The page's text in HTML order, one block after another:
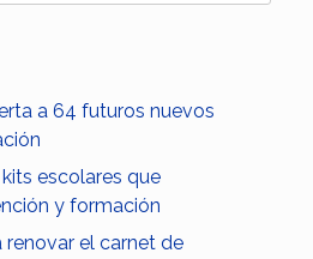
a 64 futuros nuevos
escolares que
y formación
renovar el carnet de